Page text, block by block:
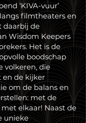
‘KIVA-vuur’
filmtheaters en
daarbij de
Wisdom Keepers
Het is de
boodschap
volkeren, die
en de kijker
om de balans en
met de
elkaar! Naast de
unieke